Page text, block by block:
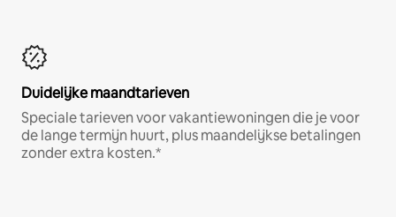
Duidelijke maandtarieven
Speciale tarieven voor vakantiewoningen die je voor
de lange termijn huurt, plus maandelijkse betalingen
zonder extra kosten.*